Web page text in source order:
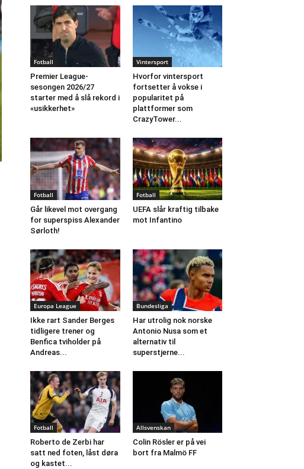
Fotball
Premier League-
sesongen 2026/27
starter med å slå rekord i
«usikkerhet»
Vintersport
Hvorfor vintersport
fortsetter å vokse i
popularitet på
plattformer som
CrazyTower...
Fotball
Går likevel mot overgang
for superspiss Alexander
Sørloth!
Fotball
UEFA slår kraftig tilbake
mot Infantino
Europa League
Ikke rart Sander Berges
tidligere trener og
Benfica tviholder på
Andreas...
Bundesliga
Har utrolig nok norske
Antonio Nusa som et
alternativ til
superstjerne...
Fotball
Roberto de Zerbi har
satt ned foten, låst døra
og kastet...
Allsvenskan
Colin Rösler er på vei
bort fra Malmö FF